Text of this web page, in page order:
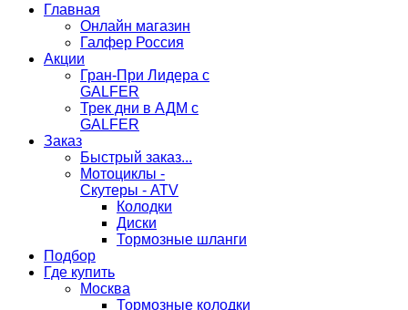
Главная
Онлайн магазин
Галфер Россия
Акции
Гран-При Лидера c
GALFER
Трек дни в АДМ с
GALFER
Заказ
Быстрый заказ...
Мотоциклы -
Скутеры - ATV
Колодки
Диски
Тормозные шланги
Подбор
Где купить
Москва
Тормозные колодки